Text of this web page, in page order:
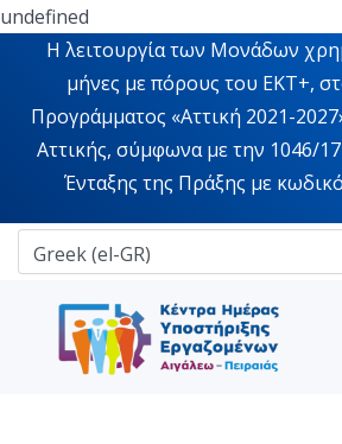
undefined
Η λειτουργία των Μονάδων
μήνες με πόρους του ΕΚΤ+,
Προγράμματος «Αττική 2021-
Αττικής, σύμφωνα με την 1046/
Ένταξης της Πράξης με